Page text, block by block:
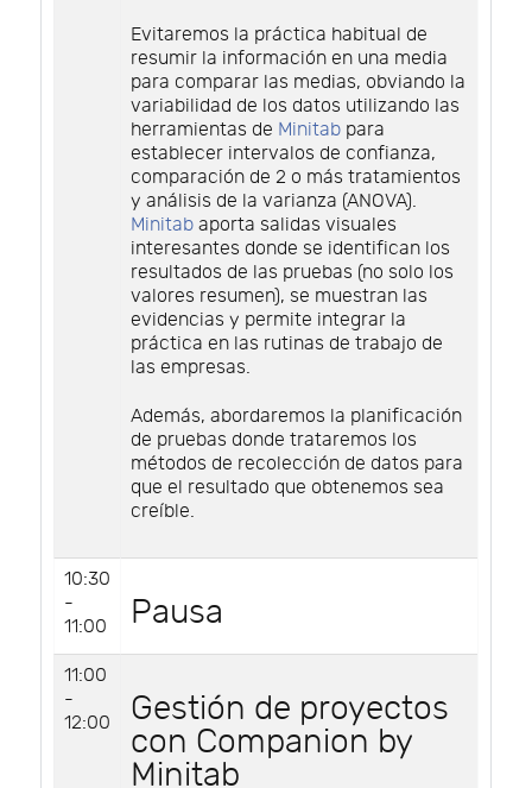
Evitaremos la práctica habitual de
resumir la información en una media
para comparar las medias, obviando la
variabilidad de los datos utilizando las
herramientas de Minitab para
establecer intervalos de confianza,
comparación de 2 o más tratamientos
y análisis de la varianza (ANOVA).
Minitab aporta salidas visuales
interesantes donde se identifican los
resultados de las pruebas (no solo los
valores resumen), se muestran las
evidencias y permite integrar la
práctica en las rutinas de trabajo de
las empresas.
Además, abordaremos la planificación
de pruebas donde trataremos los
métodos de recolección de datos para
que el resultado que obtenemos sea
creíble.
10:30
-
11:00
Pausa
11:00
-
12:00
Gestión de proyectos
con Companion by
Minitab